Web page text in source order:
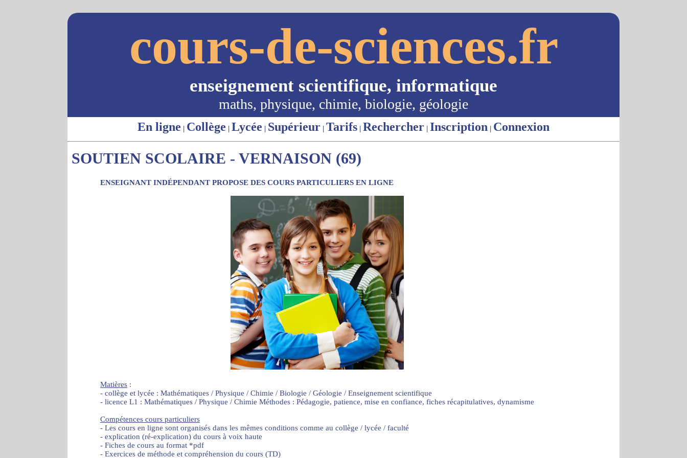
cours-de-sciences.fr
enseignement scientifique, informatique
maths, physique, chimie, biologie, géologie
En ligne | Collège | Lycée | Supérieur | Tarifs | Rechercher | Inscription | Connexion
SOUTIEN SCOLAIRE - VERNAISON (69)
ENSEIGNANT INDÉPENDANT PROPOSE DES COURS PARTICULIERS EN LIGNE
Matières :
- collège et lycée : Mathématiques / Physique / Chimie / Biologie / Géologie / Enseignement scientifique
- licence L1 : Mathématiques / Physique / Chimie Méthodes : Pédagogie, patience, mise en confiance, fiches récapitulatives, dynamisme
Compétences cours particuliers
- Les cours en ligne sont organisés dans les mêmes conditions comme au collège / lycée / faculté
- explication (ré-explication) du cours à voix haute
- Fiches de cours au format *pdf
- Exercices de méthode et compréhension du cours (TD)